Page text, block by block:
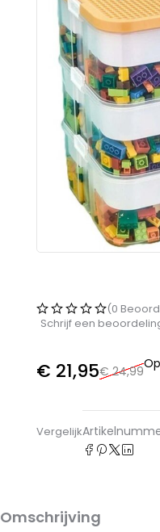
(0
Schrijf een
€24,99
€ 21,95
Vergelijk
Omschrijving